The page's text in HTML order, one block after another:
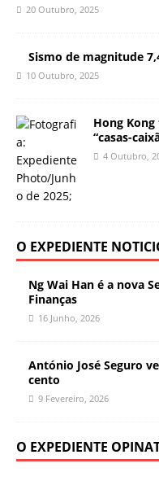
20 Outubro, 2025
Sismo de magnitude
10 Outubro, 2025
Hong
“casas-
4 Outubro,
O EXPEDIENTE
Ng Wai Han é a nova
Finanças
16 Junho, 2026
António José Seguro
cento
9 Fevereiro, 2026
O EXPEDIENTE